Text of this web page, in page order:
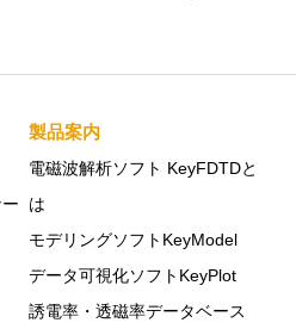
製品案内
電磁波解析ソフト KeyFDTDと
は
モデリングソフトKeyModel
データ可視化ソフトKeyPlot
誘電率・透磁率データベース